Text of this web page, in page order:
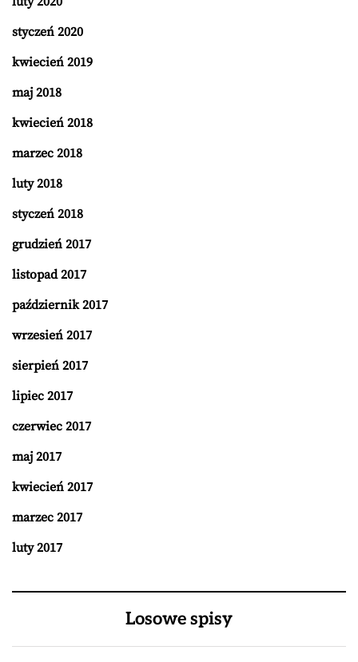
styczeń 2020
kwiecień 2019
maj 2018
kwiecień 2018
marzec 2018
luty 2018
styczeń 2018
grudzień 2017
listopad 2017
październik 2017
wrzesień 2017
sierpień 2017
lipiec 2017
czerwiec 2017
maj 2017
kwiecień 2017
marzec 2017
luty 2017
Losowe spisy